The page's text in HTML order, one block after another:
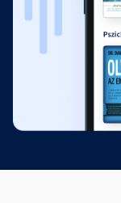
14.
Fejezet
15.